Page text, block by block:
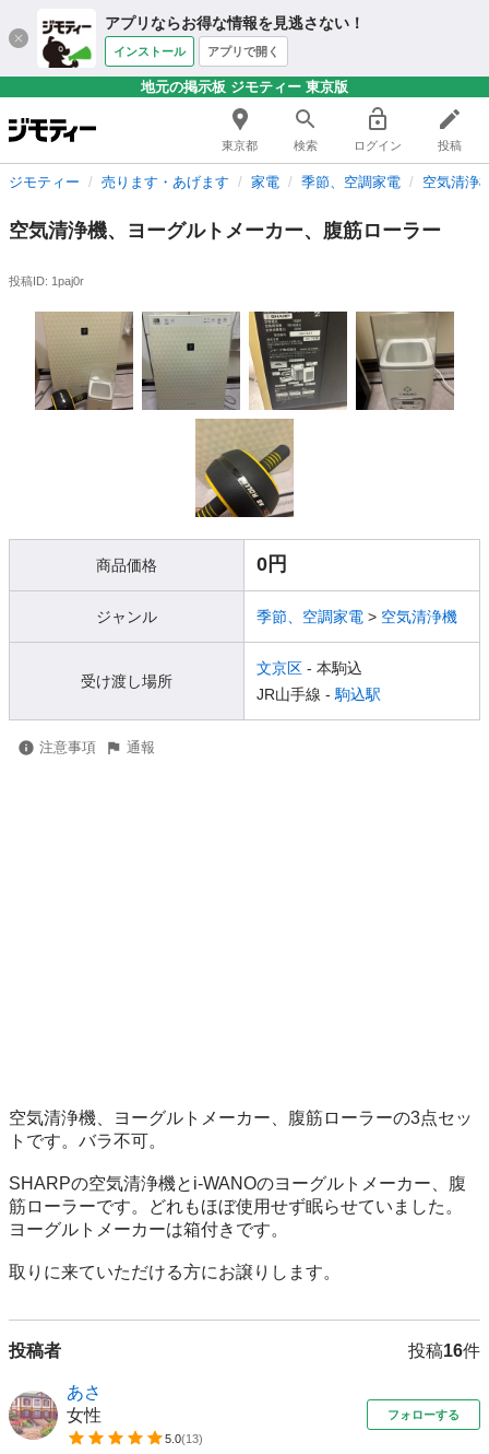
アプリならお得な情報を見逃さない！
インストール アプリで開く
地元の掲示板 ジモティー 東京版
東京都 検索 ログイン 投稿
ジモティー 売ります・あげます 家電 季節、空調家電 空気清浄
空気清浄機、ヨーグルトメーカー、腹筋ローラー
投稿ID: 1paj0r
商品価格 0円
ジャンル 季節、空調家電 > 空気清浄機
受け渡し場所
文京区 - 本駒込
JR山手線 - 駒込駅
注意事項 通報
空気清浄機、ヨーグルトメーカー、腹筋ローラーの3点セッ
トです。バラ不可。
SHARPの空気清浄機とi-WANOのヨーグルトメーカー、腹
筋ローラーです。どれもほぼ使用せず眠らせていました。
ヨーグルトメーカーは箱付きです。
取りに来ていただける方にお譲りします。
投稿者 投稿16件
あさ
女性
5.0(13)
フォローする